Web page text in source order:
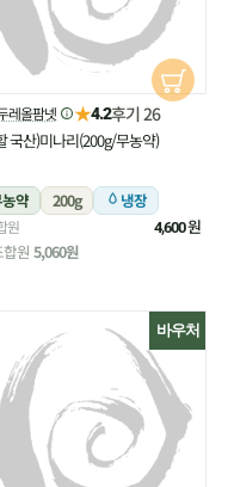
레올팜넷 ★4.2후기 26
국산)미나리(200g/무농약)
약 200g 냉장
원 4,600원
원 5,060원
바우처